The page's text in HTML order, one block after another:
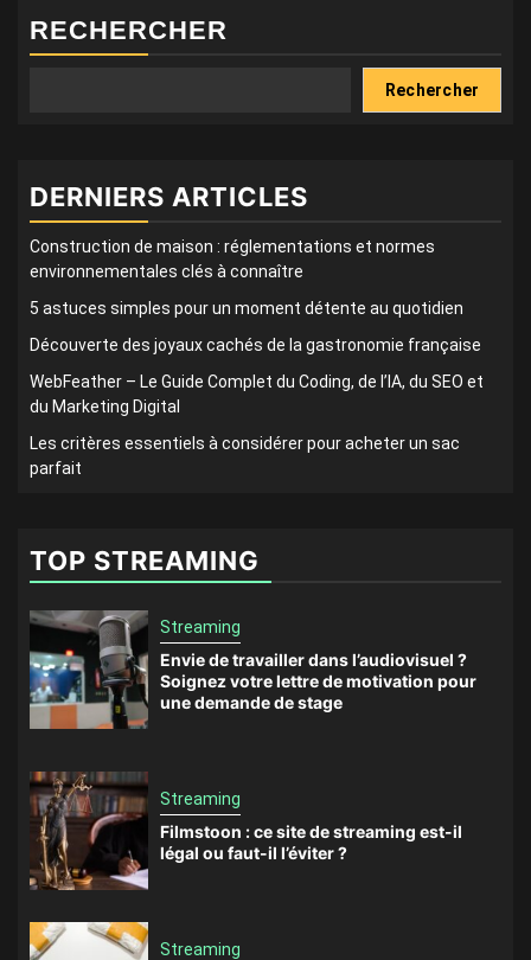
RECHERCHER
Rechercher
DERNIERS ARTICLES
Construction de maison : réglementations et normes
environnementales clés à connaître
5 astuces simples pour un moment détente au quotidien
Découverte des joyaux cachés de la gastronomie française
WebFeather – Le Guide Complet du Coding, de l’IA, du SEO et
du Marketing Digital
Les critères essentiels à considérer pour acheter un sac
parfait
TOP STREAMING
Streaming
Envie de travailler dans l’audiovisuel ?
Soignez votre lettre de motivation pour
une demande de stage
Streaming
Filmstoon : ce site de streaming est-il
légal ou faut-il l’éviter ?
Streaming